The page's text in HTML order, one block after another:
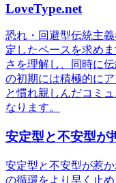
LoveType.net
恐れ・回避型伝統主
定したペースを求め
さを理解し、同時に
の初期には積極的に
と慣れ親しんだコミ
なります。
安定型と不安型が
安定型と不安型が惹
の循環をより早く止め